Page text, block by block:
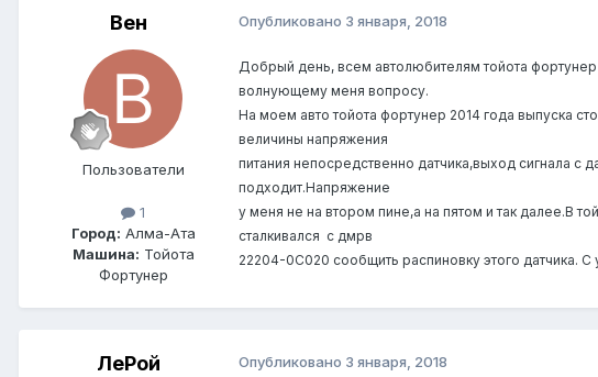
Вен
Пользователи
1
Город: Алма-Ата
Машина: Тойота
Фортунер
Опубликовано 3 января, 2018
Добрый день, всем автолюбителям тойота
волнующему меня вопросу.
На моем авто тойота фортунер 2014 года выпуска
величины напряжения
питания непосредственно датчика,выход сигнала с
подходит.Напряжение
у меня не на втором пине,а на пятом и так далее.В
сталкивался с дмрв
22204-0С020 сообщить распиновку этого датчика.
ЛеРой Опубликовано 3 января, 2018